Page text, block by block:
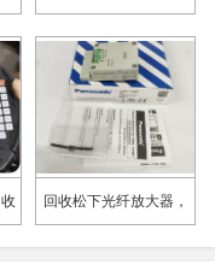
快 门回收
回收松下光纤放大器，
回收yamatake接近开关，